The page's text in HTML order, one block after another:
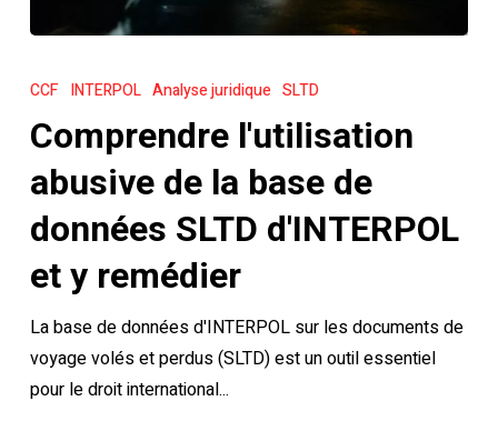
l'utilisation
de
la
de
données
d'INTERPOL
et
y
CCF INTERPOL Analyse juridique SLTD
Comprendre l'utilisation
abusive de la base de
données SLTD d'INTERPOL
et y remédier
La base de données d'INTERPOL sur les documents de
voyage volés et perdus (SLTD) est un outil essentiel
pour le droit international...